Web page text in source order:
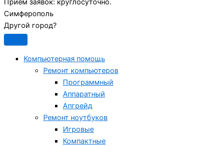
Приём заявок: круглосуточно.
Симферополь
Другой город?
Компьютерная помощь
Ремонт компьютеров
Программный
Аппаратный
Апгрейд
Ремонт ноутбуков
Игровые
Компактные